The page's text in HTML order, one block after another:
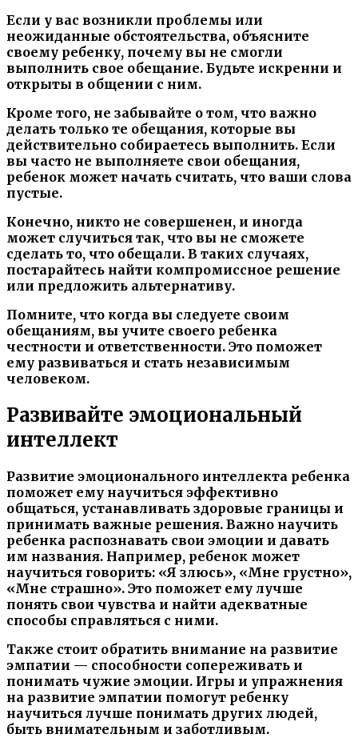
Если у вас возникли проблемы или
неожиданные обстоятельства, объясните
своему ребенку, почему вы не смогли
выполнить свое обещание. Будьте искренни и
открыты в общении с ним.
Кроме того, не забывайте о том, что важно
делать только те обещания, которые вы
действительно собираетесь выполнить. Если
вы часто не выполняете свои обещания,
ребенок может начать считать, что ваши слова
пустые.
Конечно, никто не совершенен, и иногда
может случиться так, что вы не сможете
сделать то, что обещали. В таких случаях,
постарайтесь найти компромиссное решение
или предложить альтернативу.
Помните, что когда вы следуете своим
обещаниям, вы учите своего ребенка
честности и ответственности. Это поможет
ему развиваться и стать независимым
человеком.
Развивайте эмоциональный
интеллект
Развитие эмоционального интеллекта ребенка
поможет ему научиться эффективно
общаться, устанавливать здоровые границы и
принимать важные решения. Важно научить
ребенка распознавать свои эмоции и давать
им названия. Например, ребенок может
научиться говорить: «Я злюсь», «Мне грустно»,
«Мне страшно». Это поможет ему лучше
понять свои чувства и найти адекватные
способы справляться с ними.
Также стоит обратить внимание на развитие
эмпатии — способности сопереживать и
понимать чужие эмоции. Игры и упражнения
на развитие эмпатии помогут ребенку
научиться лучше понимать других людей,
быть внимательным и заботливым.